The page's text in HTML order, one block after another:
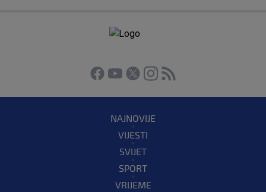
NAJNOVIJE
VIJESTI
SVIJET
SPORT
VRIJEME